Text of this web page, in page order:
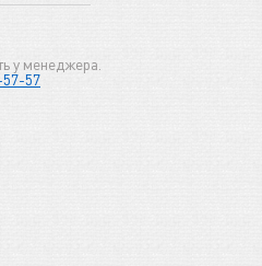
у менеджера.
57-57